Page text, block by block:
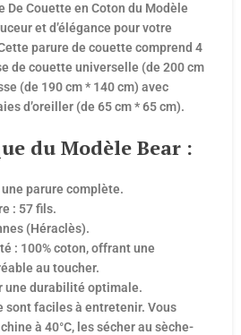
De Couette en Coton du Modèle
et d’élégance pour votre
parure de couette comprend 4
de couette universelle (de 200 cm
(de 190 cm * 140 cm) avec
d’oreiller (de 65 cm * 65 cm).
du Modèle Bear :
parure complète.
: 57 fils.
(Héraclès).
: 100% coton, offrant une
au toucher.
une durabilité optimale.
sont faciles à entretenir. Vous
à 40°C, les sécher au sèche-